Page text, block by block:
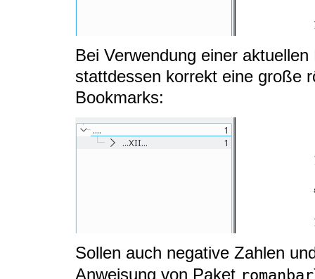
Bei Verwendung einer
stattdessen korrekt eine große
Bookmarks:
Sollen auch negative Zahlen
Anweisung von Paket romanbar